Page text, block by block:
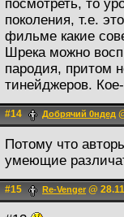
посмотреть, то
поколения, т.е.
фильме какие
Шрека можно
пародия, притом
тинейджеров.
#14 Добрячий 0ндед
Потому что
умеющие
#15 Re-Venger @